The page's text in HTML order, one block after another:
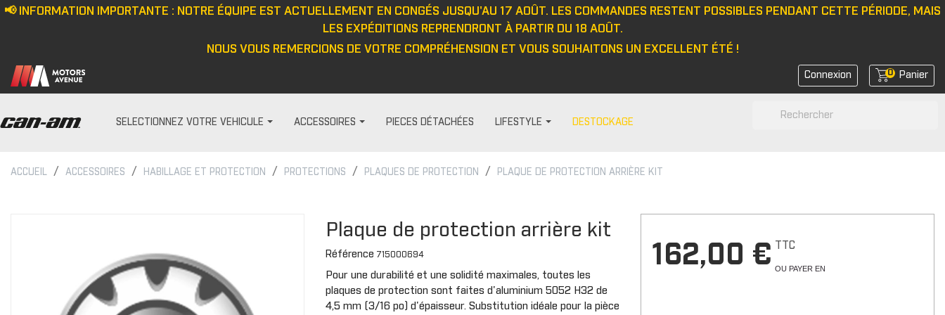
📢 INFORMATION IMPORTANTE : NOTRE ÉQUIPE EST ACTUELLEMENT EN CONGÉS JUSQU'AU 17 AOÛT. LES COMMANDES RESTENT POSSIBLES PENDANT CETTE PÉRIODE, MAIS
LES EXPÉDITIONS REPRENDRONT À PARTIR DU 18 AOÛT.
NOUS VOUS REMERCIONS DE VOTRE COMPRÉHENSION ET VOUS SOUHAITONS UN EXCELLENT ÉTÉ !
Connexion 0 Panier
SELECTIONNEZ VOTRE VEHICULE ACCESSOIRES
Pare-brise
Barre anti-intrusion
Tapis
Fenêtres
Cabines
Protection latérale
Protecteurs de feux
Protecteurs de coin avant
Protecteurs de bras
PIECES DÉTACHÉES LIFESTYLE
Cagoule/tour de cou
Haut
Veste
Cagoule/tour de cou
Casquette/bonnet
Casquette/bonnet
Veste
Pantalon
DESTOCKAGE
ACCUEIL ACCESSOIRES HABILLAGE ET PROTECTION PROTECTIONS PLAQUES DE PROTECTION PLAQUE DE PROTECTION ARRIÈRE KIT
Plaque de protection arrière kit
Référence 715000694
Pour une durabilité et une solidité maximales, toutes les
plaques de protection sont faites d'aluminium 5052 H32 de
4,5 mm (3/16 po) d'épaisseur. Substitution idéale pour la pièce
162,00 € TTC
OU PAYER EN